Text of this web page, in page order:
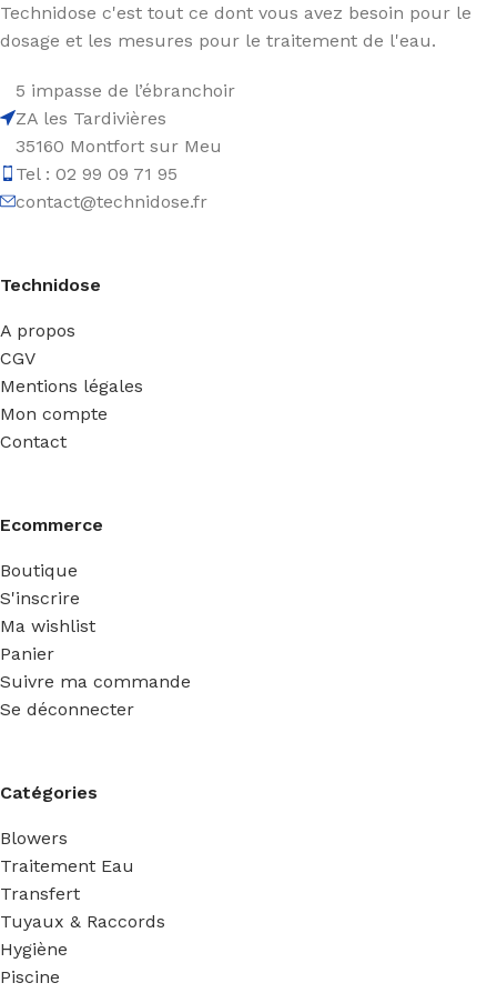
Technidose c'est tout ce dont vous avez besoin pour le
dosage et les mesures pour le traitement de l'eau.
5 impasse de l’ébranchoir
ZA les Tardivières
35160 Montfort sur Meu
Tel : 02 99 09 71 95
contact@technidose.fr
Technidose
A propos
CGV
Mentions légales
Mon compte
Contact
Ecommerce
Boutique
S'inscrire
Ma wishlist
Panier
Suivre ma commande
Se déconnecter
Catégories
Blowers
Traitement Eau
Transfert
Tuyaux & Raccords
Hygiène
Piscine